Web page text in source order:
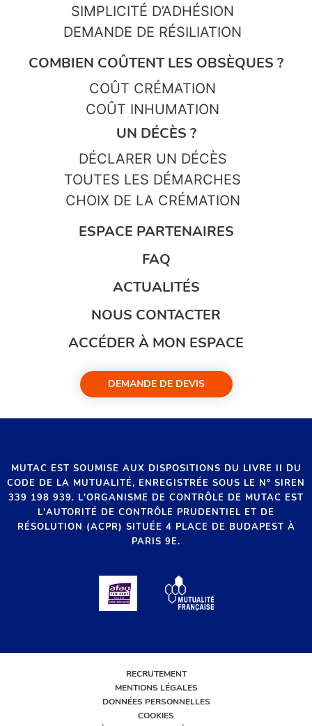
SIMPLICITÉ D’ADHÉSION
DEMANDE DE RÉSILIATION
COMBIEN COÛTENT LES OBSÈQUES ?
COÛT CRÉMATION
COÛT INHUMATION
UN DÉCÈS ?
DÉCLARER UN DÉCÈS
TOUTES LES DÉMARCHES
CHOIX DE LA CRÉMATION
ESPACE PARTENAIRES
FAQ
ACTUALITÉS
NOUS CONTACTER
ACCÉDER À MON ESPACE
DEMANDE DE DEVIS
MUTAC EST SOUMISE AUX DISPOSITIONS DU LIVRE II DU
CODE DE LA MUTUALITÉ, ENREGISTRÉE SOUS LE N° SIREN
339 198 939. L'ORGANISME DE CONTRÔLE DE MUTAC EST
L'AUTORITÉ DE CONTRÔLE PRUDENTIEL ET DE
RÉSOLUTION (ACPR) SITUÉE 4 PLACE DE BUDAPEST À
PARIS 9E.
RECRUTEMENT
MENTIONS LÉGALES
DONNÉES PERSONNELLES
COOKIES